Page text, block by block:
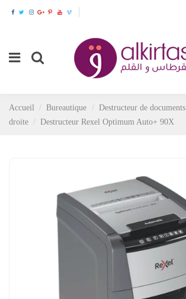
Accueil Bureautique Destructeur de documents
droite
Destructeur Rexel Optimum Auto+ 90X